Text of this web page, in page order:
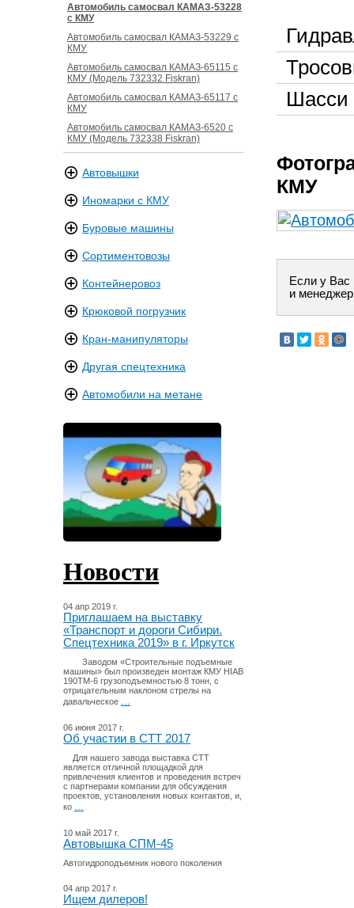
Автомобиль самосвал КАМАЗ-53228
с КМУ
Автомобиль самосвал КАМАЗ-53229 с
КМУ
Автомобиль самосвал КАМАЗ-65115 с
КМУ (Модель 732332 Fiskran)
Автомобиль самосвал КАМАЗ-65117 с
КМУ
Автомобиль самосвал КАМАЗ-6520 с
КМУ (Модель 732338 Fiskran)
Автовышки
Иномарки с КМУ
Буровые машины
Сортиментовозы
Контейнеровоз
Крюковой погрузчик
Кран-манипуляторы
Другая спецтехника
Автомобили на метане
Новости
04 апр 2019 г.
Приглашаем на выставку
«Транспорт и дороги Сибири.
Спецтехника 2019» в г. Иркутск
Заводом «Строительные подъемные
машины» был произведен монтаж КМУ HIAB
190TM-6 грузоподъемностью 8 тонн, с
отрицательным наклоном стрелы на
давальческое ...
06 июня 2017 г.
Об участии в СТТ 2017
Для нашего завода выставка СТТ
является отличной площадкой для
привлечения клиентов и проведения встреч
с партнерами компании для обсуждения
проектов, установления новых контактов, и,
ко ...
10 май 2017 г.
Автовышка СПМ-45
Автогидроподъемник нового поколения
04 апр 2017 г.
Ищем дилеров!
Шасси
КМУ
Если у Вас
и